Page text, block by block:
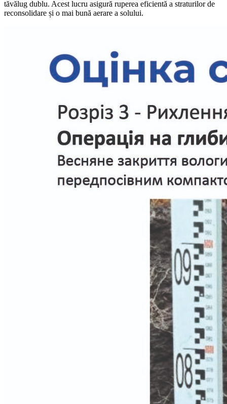
tăvălug dublu. Acest lucru asigură ruperea eficientă a straturilor de
reconsolidare și o mai bună aerare a solului.